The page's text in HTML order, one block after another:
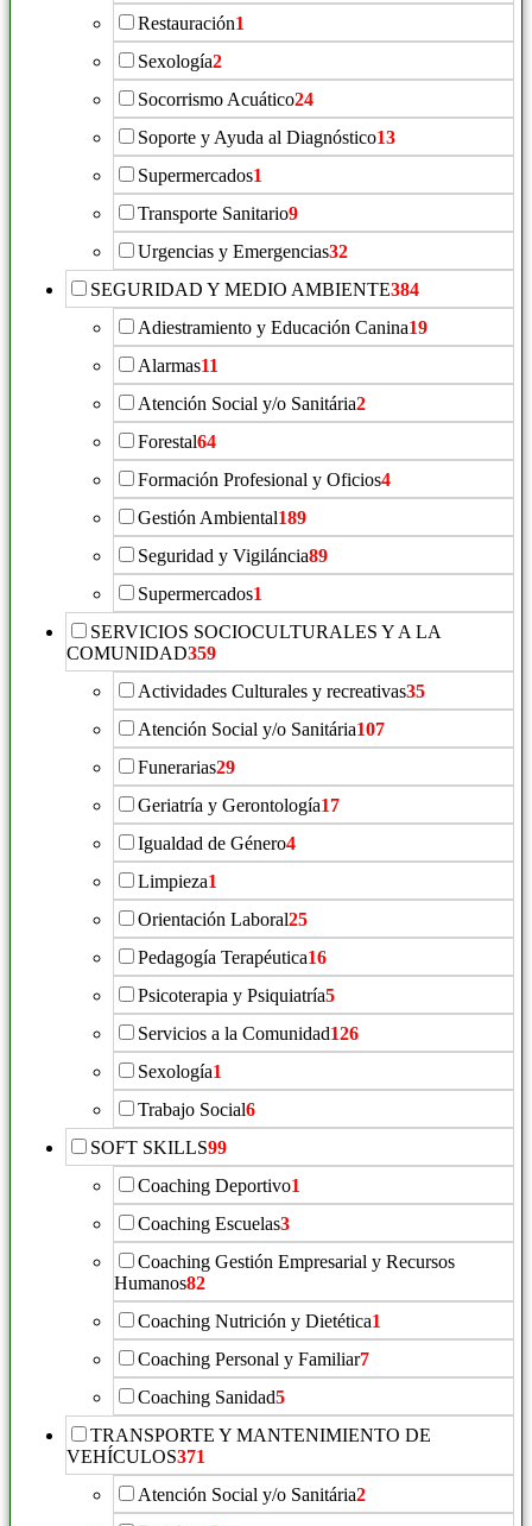
Restauración1
Sexología2
Socorrismo Acuático24
Soporte y Ayuda al Diagnóstico13
Supermercados1
Transporte Sanitario9
Urgencias y Emergencias32
SEGURIDAD Y MEDIO AMBIENTE384
Adiestramiento y Educación Canina19
Alarmas11
Atención Social y/o Sanitária2
Forestal64
Formación Profesional y Oficios4
Gestión Ambiental189
Seguridad y Vigiláncia89
Supermercados1
SERVICIOS SOCIOCULTURALES Y A LA
COMUNIDAD359
Actividades Culturales y recreativas35
Atención Social y/o Sanitária107
Funerarias29
Geriatría y Gerontología17
Igualdad de Género4
Limpieza1
Orientación Laboral25
Pedagogía Terapéutica16
Psicoterapia y Psiquiatría5
Servicios a la Comunidad126
Sexología1
Trabajo Social6
SOFT SKILLS99
Coaching Deportivo1
Coaching Escuelas3
Coaching Gestión Empresarial y Recursos
Humanos82
Coaching Nutrición y Dietética1
Coaching Personal y Familiar7
Coaching Sanidad5
TRANSPORTE Y MANTENIMIENTO DE
VEHÍCULOS371
Atención Social y/o Sanitária2